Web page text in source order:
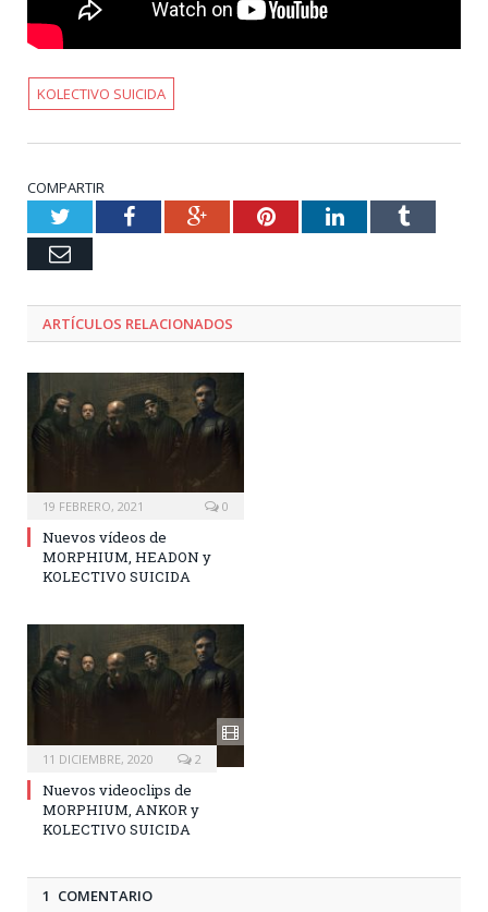
KOLECTIVO SUICIDA
COMPARTIR
TwitterFacebookGoogle+PinterestLinkedInTumblr
Email
ARTÍCULOS RELACIONADOS
19 FEBRERO, 2021 0
Nuevos vídeos de
MORPHIUM, HEADON y
KOLECTIVO SUICIDA
11 DICIEMBRE, 2020 2
Nuevos videoclips de
MORPHIUM, ANKOR y
KOLECTIVO SUICIDA
1 COMENTARIO